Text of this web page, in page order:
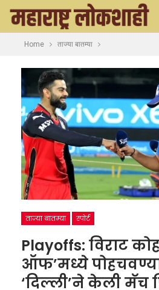
Home ताज्या बातम्या
ताज्या बातम्या स्पोर्ट
Playoffs: विराट
ऑफ’मध्ये
‘दिल्ली’ने केली मॅच